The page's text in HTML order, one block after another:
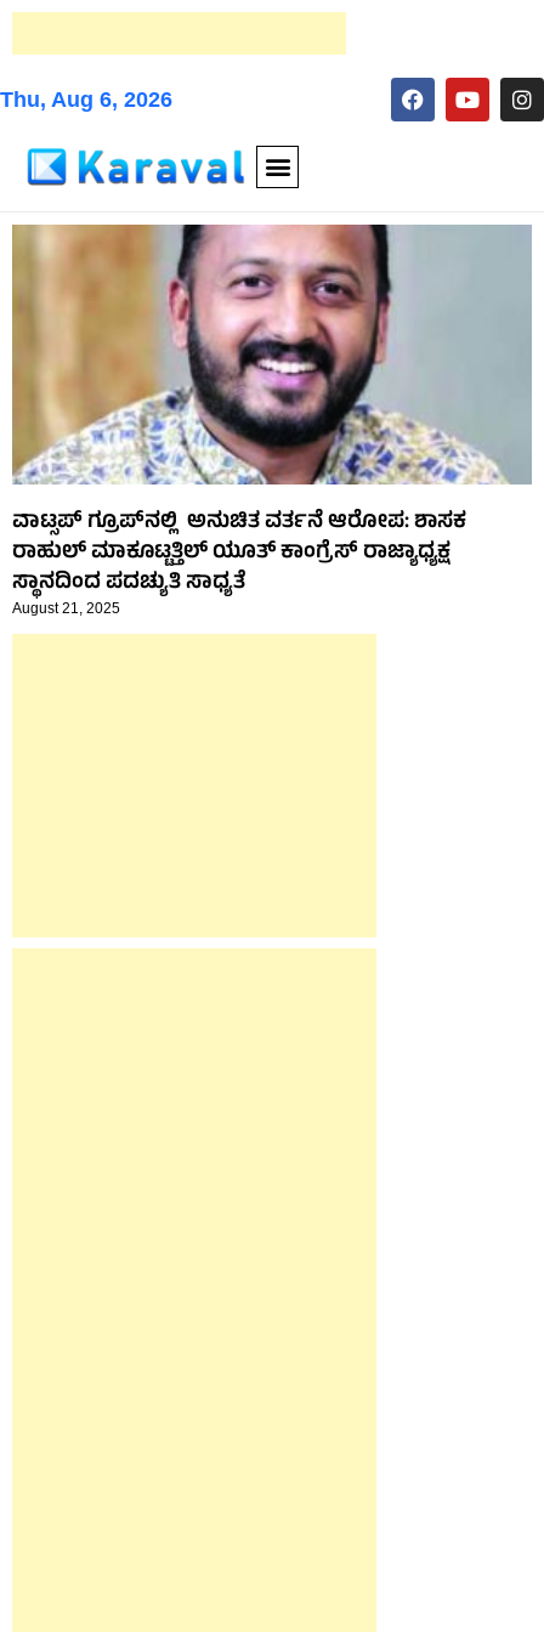
Thu, Aug 6, 2026
ವಾಟ್ಸಪ್ ಗ್ರೂಪ್‌ನಲ್ಲಿ ಅನುಚಿತ ವರ್ತನೆ ಆರೋಪ: ಶಾಸಕ
ರಾಹುಲ್ ಮಾಕೂಟ್ಟತ್ತಿಲ್ ಯೂತ್ ಕಾಂಗ್ರೆಸ್ ರಾಜ್ಯಾಧ್ಯಕ್ಷ
ಸ್ಥಾನದಿಂದ ಪದಚ್ಯುತಿ ಸಾಧ್ಯತೆ
August 21, 2025